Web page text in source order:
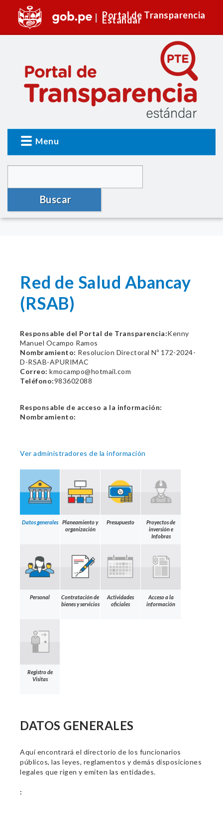
Portal de Transparencia
Estándar
Menu
Buscar
Red de Salud Abancay
(RSAB)
Responsable del Portal de Transparencia:Kenny
Manuel Ocampo Ramos
Nombramiento: Resolucion Directoral Nº 172-2024-
D-RSAB-APURIMAC
Correo: kmocampo@hotmail.com
Teléfono:983602088
Responsable de acceso a la información:
Nombramiento:
Ver administradores de la información
Datos generales
Planeamiento y
organización
Presupuesto
Proyectos de
inversión e
Infobras
Personal
Contratación de
bienes y servicios
Actividades
oficiales
Acceso a la
información
Registro de
Visitas
DATOS GENERALES
Aquí encontrará el directorio de los funcionarios
públicos, las leyes, reglamentos y demás disposiciones
legales que rigen y emiten las entidades.
: